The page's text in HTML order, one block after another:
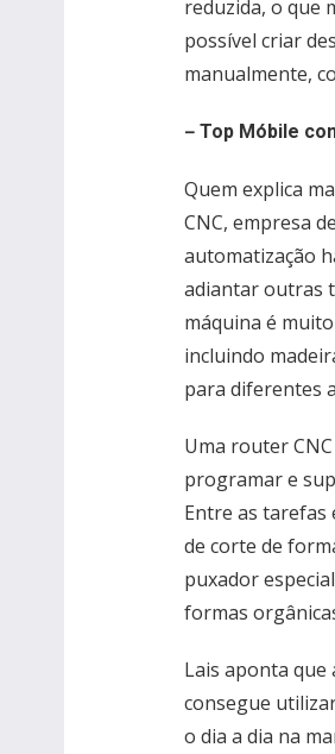
reduzida, o que
possível criar
manualmente,
– Top Móbile
Quem explica
CNC, empresa
automatização
adiantar outras
máquina é
incluindo
para diferentes
Uma router
programar e
Entre as tarefas
de corte de
puxador
formas
Lais aponta que
consegue
o dia a dia na